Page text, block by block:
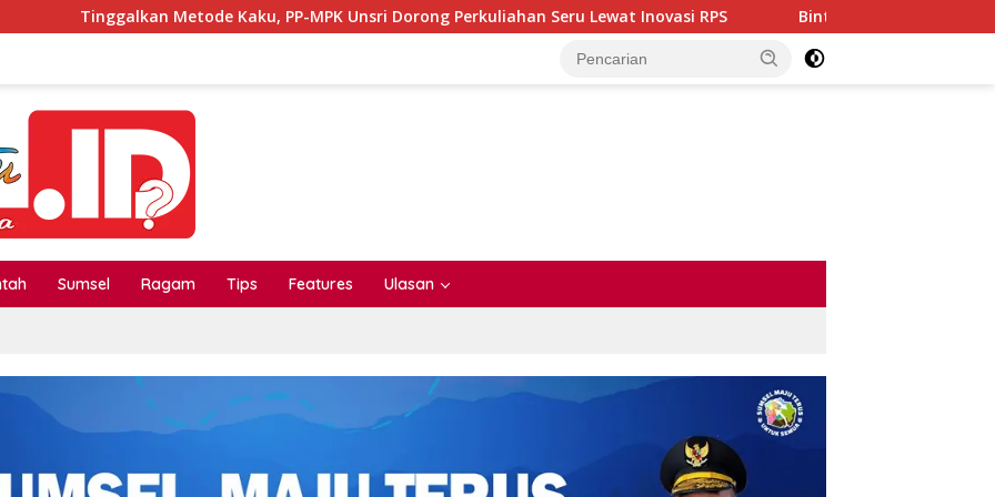
Metode Kaku, PP-MPK Unsri Dorong Perkuliahan Seru Lewat Inovasi RPS Bintang Dangdut Plus 2026 Resmi Dimulai,
Sumsel Ragam Tips Features Ulasan